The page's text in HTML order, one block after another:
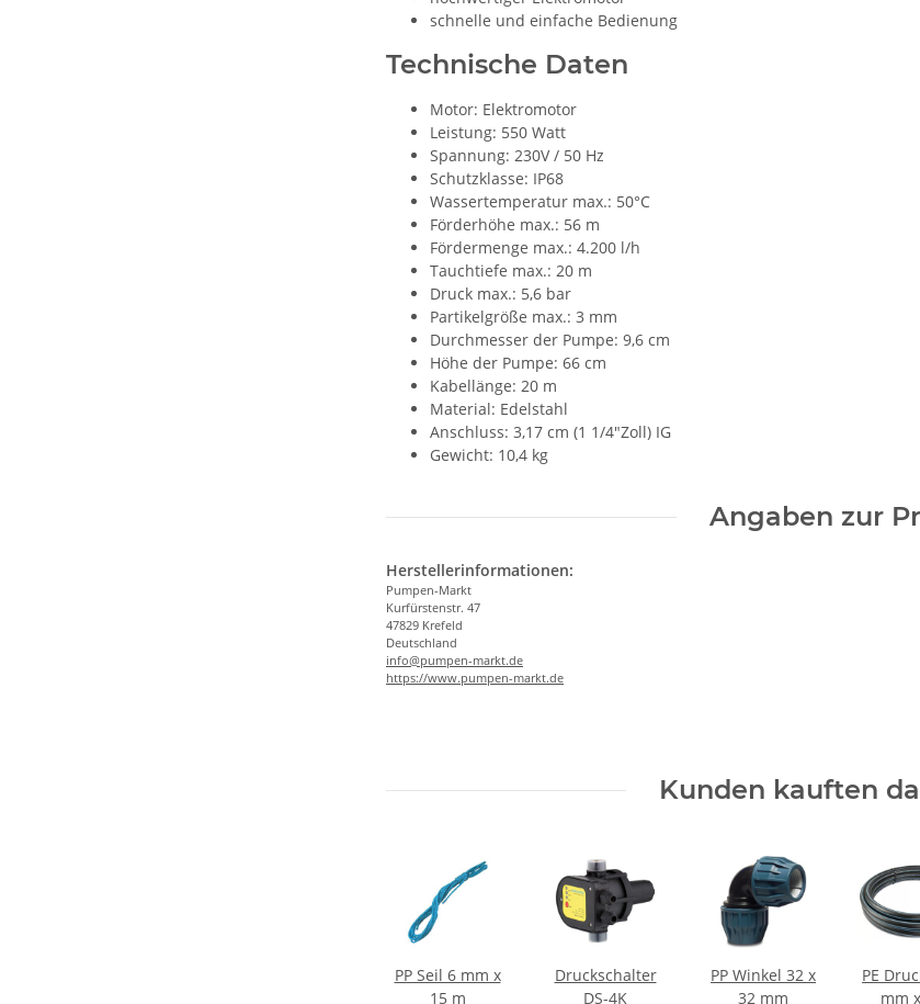
schnelle und einfache Bedienung
Technische Daten
Motor: Elektromotor
Leistung: 550 Watt
Spannung: 230V / 50 Hz
Schutzklasse: IP68
Wassertemperatur max.: 50°C
Förderhöhe max.: 56 m
Fördermenge max.: 4.200 l/h
Tauchtiefe max.: 20 m
Druck max.: 5,6 bar
Partikelgröße max.: 3 mm
Durchmesser der Pumpe: 9,6 cm
Höhe der Pumpe: 66 cm
Kabellänge: 20 m
Material: Edelstahl
Anschluss: 3,17 cm (1 1/4"Zoll) IG
Gewicht: 10,4 kg
Angaben zur
Herstellerinformationen:
Pumpen-Markt
Kurfürstenstr. 47
47829 Krefeld
Deutschland
info@pumpen-markt.de
https://www.pumpen-markt.de
Kunden kauften
PP Seil 6 mm x
15 m
Druckschalter
DS-4K
PP Winkel 32 x
32 mm
PE
mm